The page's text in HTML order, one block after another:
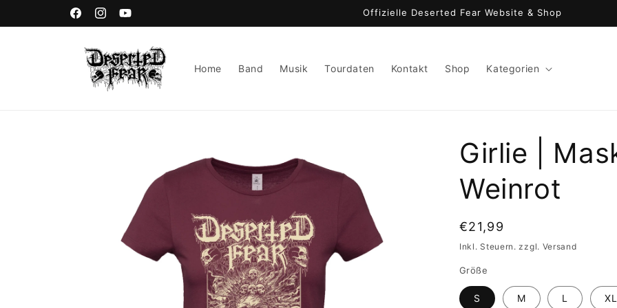
Inhalt
FacebookInstagramYouTube
Offizielle Deserted Fear Website & Shop
Home Band Musik Tourdaten Kontakt Shop Kategorien
Girlie |
Weinrot
Normaler
Preis
€21,99
Inkl. Steuern. zzgl. Versand
Größe
S M L XL